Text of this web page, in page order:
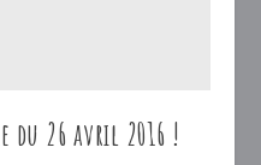
du 26 avril 2016 !